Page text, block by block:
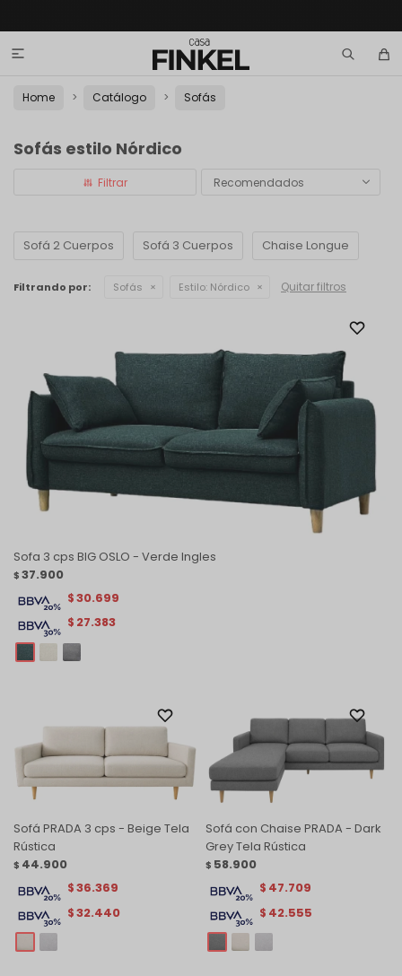

Home Catálogo Sofás
Sofás estilo Nórdico
Recomendados
Sofá 2 Cuerpos Sofá 3 Cuerpos Chaise Longue
Filtrando por: Sofás Estilo: Nórdico Quitar filtros
Sofa 3 cps BIG OSLO - Verde Ingles
$ 37.900
$ 27.383
$30.699
Sofá PRADA 3 cps - Beige Tela
Rústica
$ 44.900
$32.440
$36.369
Sofá con Chaise PRADA - Dark
Grey Tela Rústica
$ 58.900
$ 42.555
$ 47.709